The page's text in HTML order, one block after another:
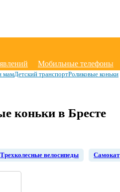
Мобильные телефоны
мамДетский транспортРоликовые коньки
коньки в Бресте
Трехколесные велосипеды Самокат